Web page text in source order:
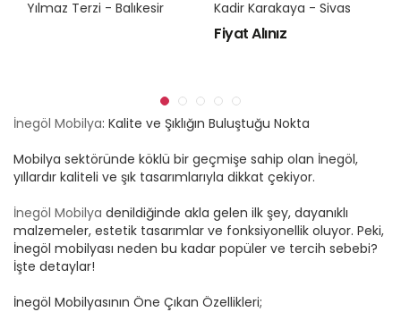
Yılmaz Terzi - Balıkesir Kadir Karakaya - Sivas
Fiyat Alınız
İnegöl Mobilya: Kalite ve Şıklığın Buluştuğu Nokta
Mobilya sektöründe köklü bir geçmişe sahip olan İnegöl,
yıllardır kaliteli ve şık tasarımlarıyla dikkat çekiyor.
İnegöl Mobilya denildiğinde akla gelen ilk şey, dayanıklı
malzemeler, estetik tasarımlar ve fonksiyonellik oluyor. Peki,
İnegöl mobilyası neden bu kadar popüler ve tercih sebebi?
İşte detaylar!
İnegöl Mobilyasının Öne Çıkan Özellikleri;